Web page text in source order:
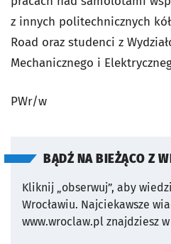
z innych politechnicznych
Road oraz studenci z
Mechanicznego i
PWr/w
BĄDŹ NA BIEŻĄCO Z
Kliknij „obserwuj”, aby
Wrocławiu. Najciekawsze
www.wroclaw.pl znajdziesz w